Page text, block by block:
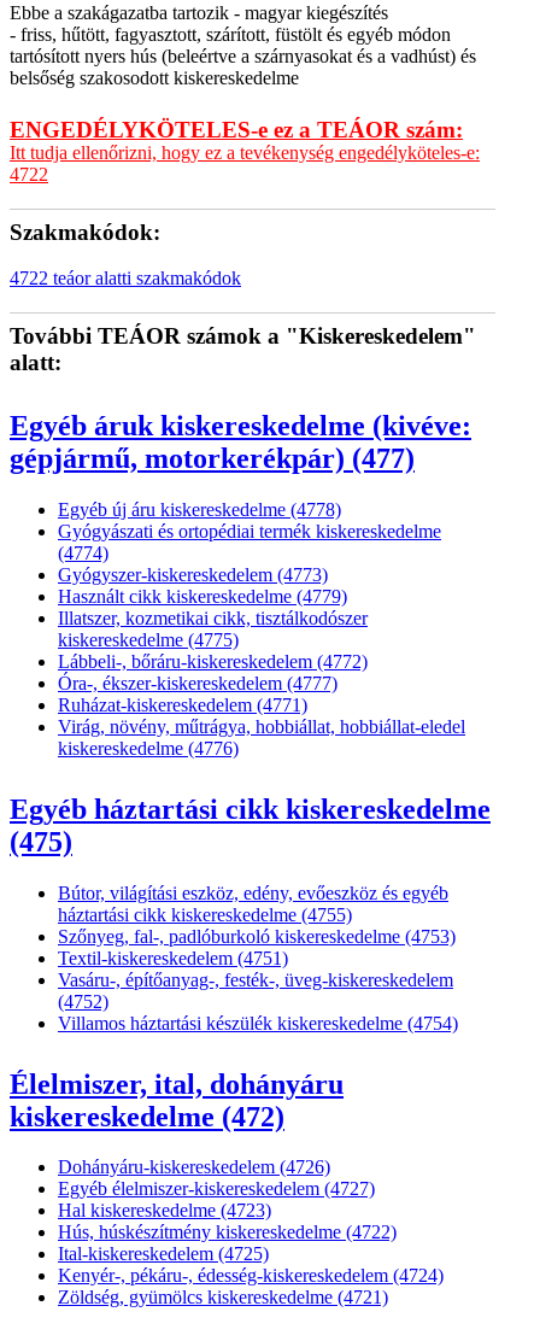
Ebbe a szakágazatba tartozik - magyar kiegészítés
- friss, hűtött, fagyasztott, szárított, füstölt és egyéb módon
tartósított nyers hús (beleértve a szárnyasokat és a vadhúst) és
belsőség szakosodott kiskereskedelme
ENGEDÉLYKÖTELES-e ez a TEÁOR szám:
Itt tudja ellenőrizni, hogy ez a tevékenység engedélyköteles-e:
4722
Szakmakódok:
4722 teáor alatti szakmakódok
További TEÁOR számok a "Kiskereskedelem"
alatt:
Egyéb áruk kiskereskedelme (kivéve:
gépjármű, motorkerékpár) (477)
Egyéb új áru kiskereskedelme (4778)
Gyógyászati és ortopédiai termék kiskereskedelme
(4774)
Gyógyszer-kiskereskedelem (4773)
Használt cikk kiskereskedelme (4779)
Illatszer, kozmetikai cikk, tisztálkodószer
kiskereskedelme (4775)
Lábbeli-, bőráru-kiskereskedelem (4772)
Óra-, ékszer-kiskereskedelem (4777)
Ruházat-kiskereskedelem (4771)
Virág, növény, műtrágya, hobbiállat, hobbiállat-eledel
kiskereskedelme (4776)
Egyéb háztartási cikk kiskereskedelme
(475)
Bútor, világítási eszköz, edény, evőeszköz és egyéb
háztartási cikk kiskereskedelme (4755)
Szőnyeg, fal-, padlóburkoló kiskereskedelme (4753)
Textil-kiskereskedelem (4751)
Vasáru-, építőanyag-, festék-, üveg-kiskereskedelem
(4752)
Villamos háztartási készülék kiskereskedelme (4754)
Élelmiszer, ital, dohányáru
kiskereskedelme (472)
Dohányáru-kiskereskedelem (4726)
Egyéb élelmiszer-kiskereskedelem (4727)
Hal kiskereskedelme (4723)
Hús, húskészítmény kiskereskedelme (4722)
Ital-kiskereskedelem (4725)
Kenyér-, pékáru-, édesség-kiskereskedelem (4724)
Zöldség, gyümölcs kiskereskedelme (4721)